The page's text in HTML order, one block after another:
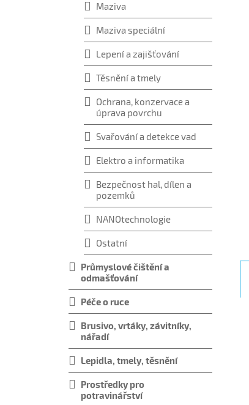
Maziva
Maziva speciální
Lepení a zajišťování
Těsnění a tmely
Ochrana, konzervace a
úprava povrchu
Svařování a detekce vad
Elektro a informatika
Bezpečnost hal, dílen a
pozemků
NANOtechnologie
Ostatní
Průmyslové čištění a
odmašťování
Péče o ruce
Brusivo, vrtáky, závitníky,
nářadí
Lepidla, tmely, těsnění
Prostředky pro
potravinářství